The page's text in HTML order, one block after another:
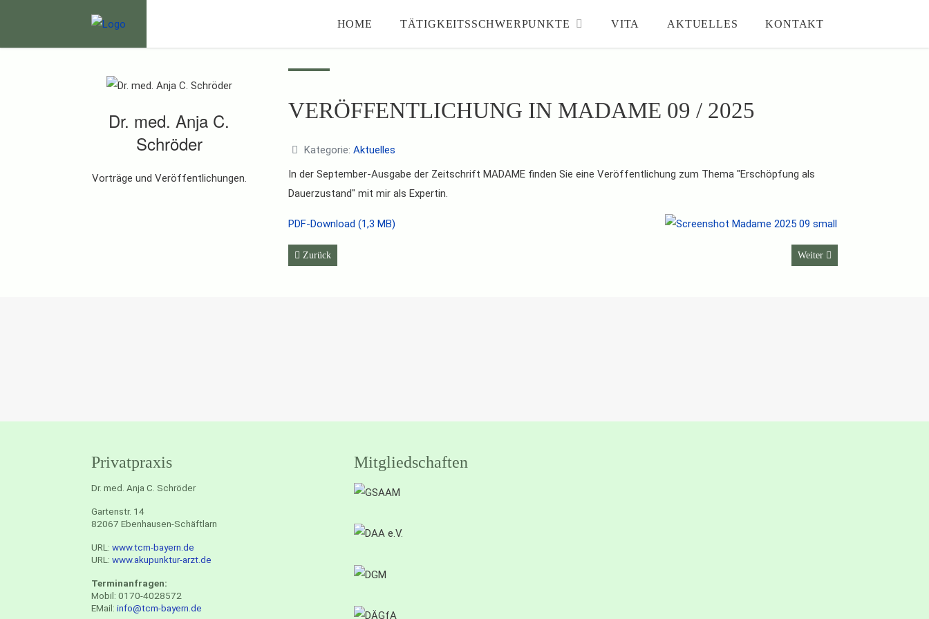
HOME TÄTIGKEITSSCHWERPUNKTE VITA AKTUELLES KONTAKT
Dr. med. Anja C.
Schröder
Vorträge und Veröffentlichungen.
VERÖFFENTLICHUNG IN MADAME 09 / 2025
Kategorie: Aktuelles
In der September-Ausgabe der Zeitschrift MADAME finden Sie eine Veröffentlichung zum Thema "Erschöpfung als
Dauerzustand" mit mir als Expertin.
PDF-Download (1,3 MB)
Vorheriger Beitrag: November 2025
Zurück Nächster Beitrag: September
Weiter
Privatpraxis
Dr. med. Anja C. Schröder
Gartenstr. 14
82067 Ebenhausen-Schäftlarn
URL: www.tcm-bayern.de
URL: www.akupunktur-arzt.de
Terminanfragen:
Mobil: 0170-4028572
EMail: info@tcm-bayern.de
Mitgliedschaften